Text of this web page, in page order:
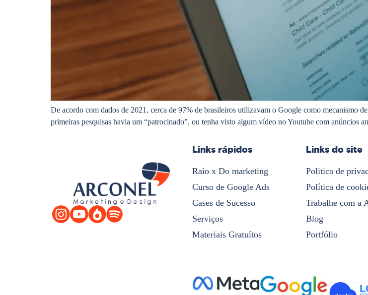
De acordo com dados de 2021, cerca de 97% de brasileiros utilizavam o Google como mecanismo
primeiras pesquisas havia um “patrocinado”, ou tenha visto algum vídeo no Youtube com anúncios
Links rápidos
Raio x Do marketing
Curso de Google Ads
Cases de Sucesso
Serviços
Materiais Gratuítos
Links do site
Politica de
Política de
Trabalhe com a
Blog
Portfólio